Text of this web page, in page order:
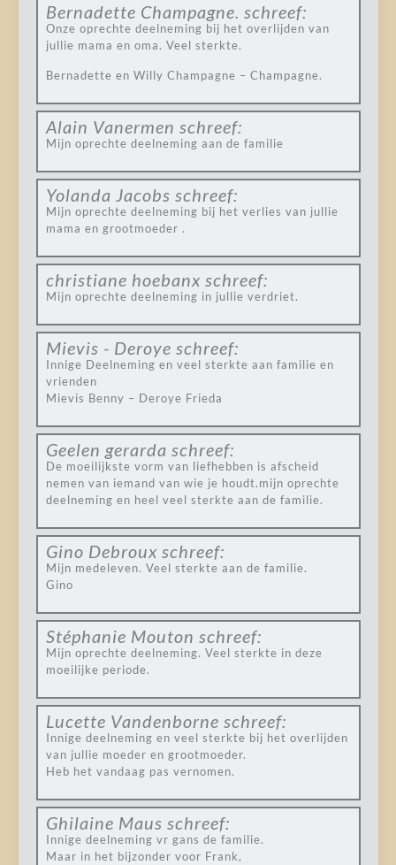
Bernadette Champagne. schreef:
Onze oprechte deelneming bij het overlijden van
jullie mama en oma. Veel sterkte.
Bernadette en Willy Champagne – Champagne.
Alain Vanermen schreef:
Mijn oprechte deelneming aan de familie
Yolanda Jacobs schreef:
Mijn oprechte deelneming bij het verlies van jullie
mama en grootmoeder .
christiane hoebanx schreef:
Mijn oprechte deelneming in jullie verdriet.
Mievis - Deroye schreef:
Innige Deelneming en veel sterkte aan familie en
vrienden
Mievis Benny – Deroye Frieda
Geelen gerarda schreef:
De moeilijkste vorm van liefhebben is afscheid
nemen van iemand van wie je houdt.mijn oprechte
deelneming en heel veel sterkte aan de familie.
Gino Debroux schreef:
Mijn medeleven. Veel sterkte aan de familie.
Gino
Stéphanie Mouton schreef:
Mijn oprechte deelneming. Veel sterkte in deze
moeilijke periode.
Lucette Vandenborne schreef:
Innige deelneming en veel sterkte bij het overlijden
van jullie moeder en grootmoeder.
Heb het vandaag pas vernomen.
Ghilaine Maus schreef:
Innige deelneming vr gans de familie.
Maar in het bijzonder voor Frank,